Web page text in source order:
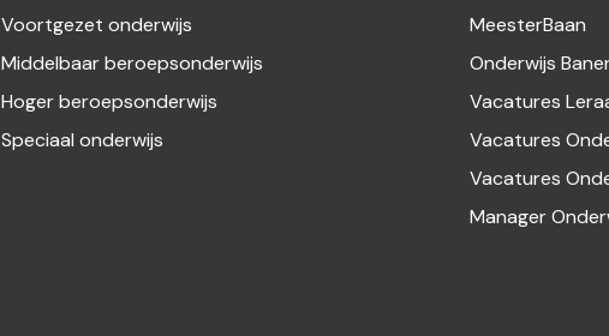
Voortgezet onderwijs
Middelbaar beroepsonderwijs
Hoger beroepsonderwijs
Speciaal onderwijs
MeesterBaan
Onderwijs
Vacatures
Vacatures
Vacatures
Manager